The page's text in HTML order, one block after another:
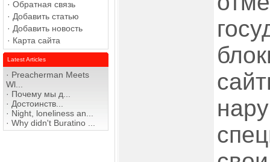
· Обратная связь
· Добавить статью
· Добавить новость
· Карта сайта
Latest Articles
· Preacherman Meets
Wl...
· Почему мы д...
· Достоинств...
· Night, loneliness an...
· Why didn't Buratino ...